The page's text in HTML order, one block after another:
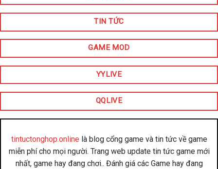
TIN TỨC
GAME MOD
YYLIVE
QQLIVE
tintuctonghop.online là blog cổng game và tin tức về game
miễn phí cho mọi người. Trang web update tin tức game mới
nhất, game hay đang chơi.. Đánh giá các Game hay đang